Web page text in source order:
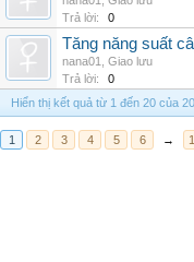
Trả lời:
0
Tăng năng suất
nana01
Giao lưu
Trả lời:
0
Hiển thị kết quả từ 1 đến 20 của
1 2 3 4 5 6 →